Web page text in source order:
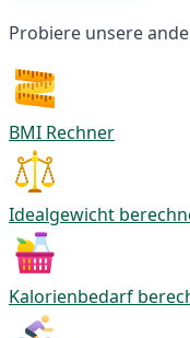
Probiere unsere
BMI Rechner
Idealgewicht
Kalorienbedarf